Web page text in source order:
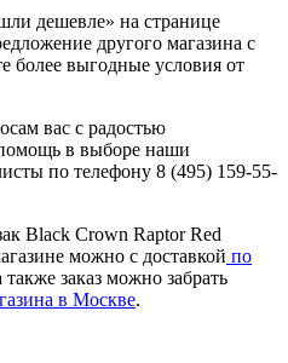
дешевле» на странице
другого магазина с
более выгодные условия от
вас с радостью
в выборе наши
по телефону 8 (495) 159-55-
Black Crown Raptor Red
можно с доставкой по
заказ можно забрать
в Москве.